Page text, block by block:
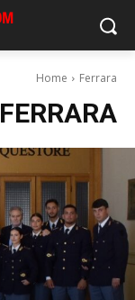
Home Ferrara
FERRARA